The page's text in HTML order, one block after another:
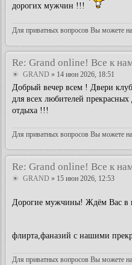
дорогих мужчин !!!
Для приватных вопросов Вы можете
Re: Grand online! Все к
GRAND » 14 июн 2026, 18:51
Добрый вечер всем ! Двери
для всех любителей
отдыха !!!
Для приватных вопросов Вы можете
Re: Grand online! Все к
GRAND » 15 июн 2026, 12:53
Дорогие мужчины! Ждём Вас в
флирта,фаназий с нашими
Для приватных вопросов Вы можете